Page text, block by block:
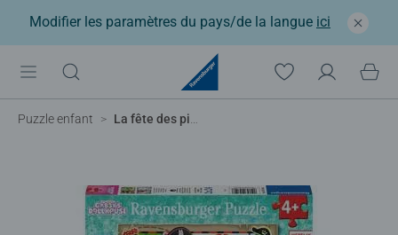
Modifier les paramètres du pays/de la langue ici
Puzzle enfant La fête des pirates